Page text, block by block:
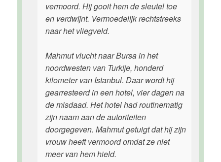
vermoord. Hij gooit hem de sleutel toe
en verdwijnt. Vermoedelijk rechtstreeks
naar het vliegveld.
Mahmut vlucht naar Bursa in het
noordwesten van Turkije, honderd
kilometer van Istanbul. Daar wordt hij
gearresteerd in een hotel, vier dagen na
de misdaad. Het hotel had routinematig
zijn naam aan de autoriteiten
doorgegeven. Mahmut getuigt dat hij zijn
vrouw heeft vermoord omdat ze niet
meer van hem hield.